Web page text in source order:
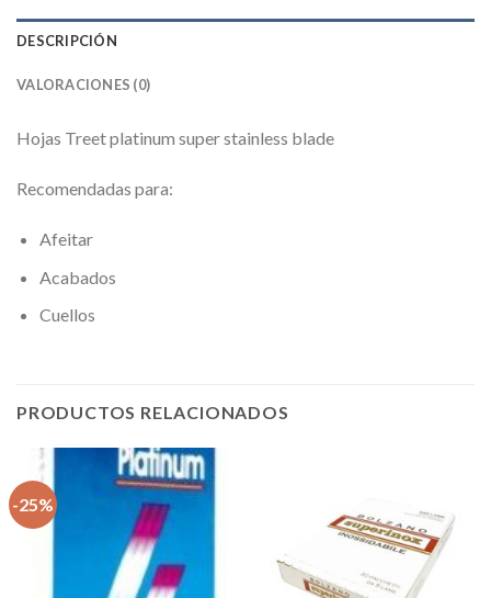
DESCRIPCIÓN
VALORACIONES (0)
Hojas Treet platinum super stainless blade
Recomendadas para:
Afeitar
Acabados
Cuellos
PRODUCTOS RELACIONADOS
-25%